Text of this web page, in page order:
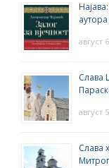
август
Слава
август
Слава